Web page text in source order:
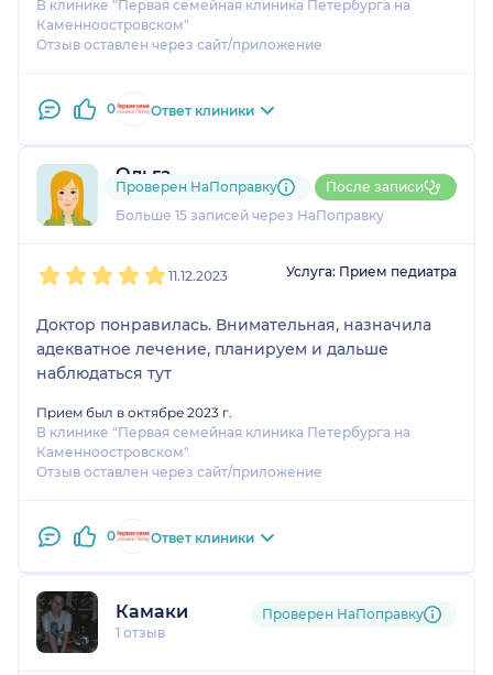
В клинике "Первая семейная клиника Петербурга на
Каменноостровском"
Отзыв оставлен через сайт/приложение
0 Ответ клиники
Ольга
1 отзыви1 оценка
Больше 15 записей через НаПоправку
Проверен НаПоправку После записи
11.12.2023 Услуга: Прием педиатра
Доктор понравилась. Внимательная, назначила
адекватное лечение, планируем и дальше
наблюдаться тут
Прием был в октябре 2023 г.
В клинике "Первая семейная клиника Петербурга на
Каменноостровском"
Отзыв оставлен через сайт/приложение
0 Ответ клиники
Камаки
1 отзыв
Проверен НаПоправку